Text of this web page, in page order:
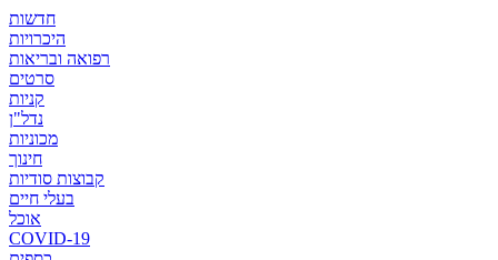
חדשות
היכרויות
רפואה ובריאות
סרטים
קניות
נדל"ן
מכוניות
חינוך
קבוצות סודיות
בעלי חיים
אוכל
COVID-19